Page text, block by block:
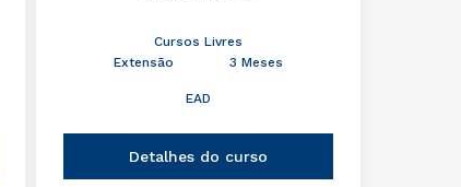
Cursos Livres
Extensão
3 Meses
EAD
Detalhes do curso